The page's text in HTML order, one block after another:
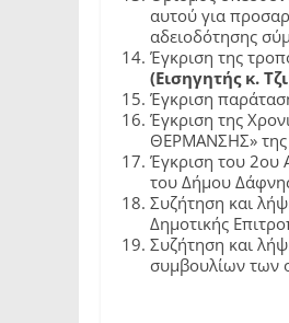
αυτού για
αδειοδότησης
Έγκριση της
(Εισηγητής κ.
Έγκριση
Έγκριση της
ΘΕΡΜΑΝΣΗΣ» της
Έγκριση του 2ου
του Δήμου
Συζήτηση και
Δημοτικής
Συζήτηση και
συμβουλίων των